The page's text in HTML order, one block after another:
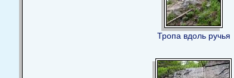
Тропа вдоль ручья